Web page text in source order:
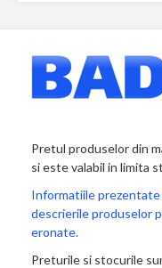
Pretul produselor din
si este valabil in limita
Informatiile
descrierile produselor
eronate.
Preturile si stocurile